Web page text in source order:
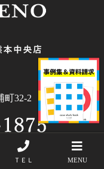
ＴＥＬ MENU
町32-2